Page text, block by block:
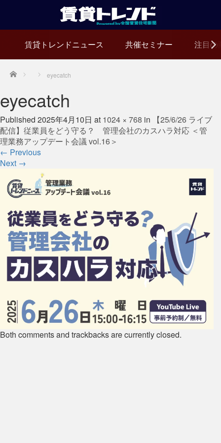
賃貸トレンドニュース 共催セミナー 注目の
Home eyecatch
eyecatch
Published 2025年4月10日 at 1024 × 768 in
【25/6/26 ライブ
配信】従業員をどう守る？ 管理会社のカスハラ対応 ＜管
理業務アップデート会議 vol.16＞
← Previous
Next →
Both comments and trackbacks are currently closed.